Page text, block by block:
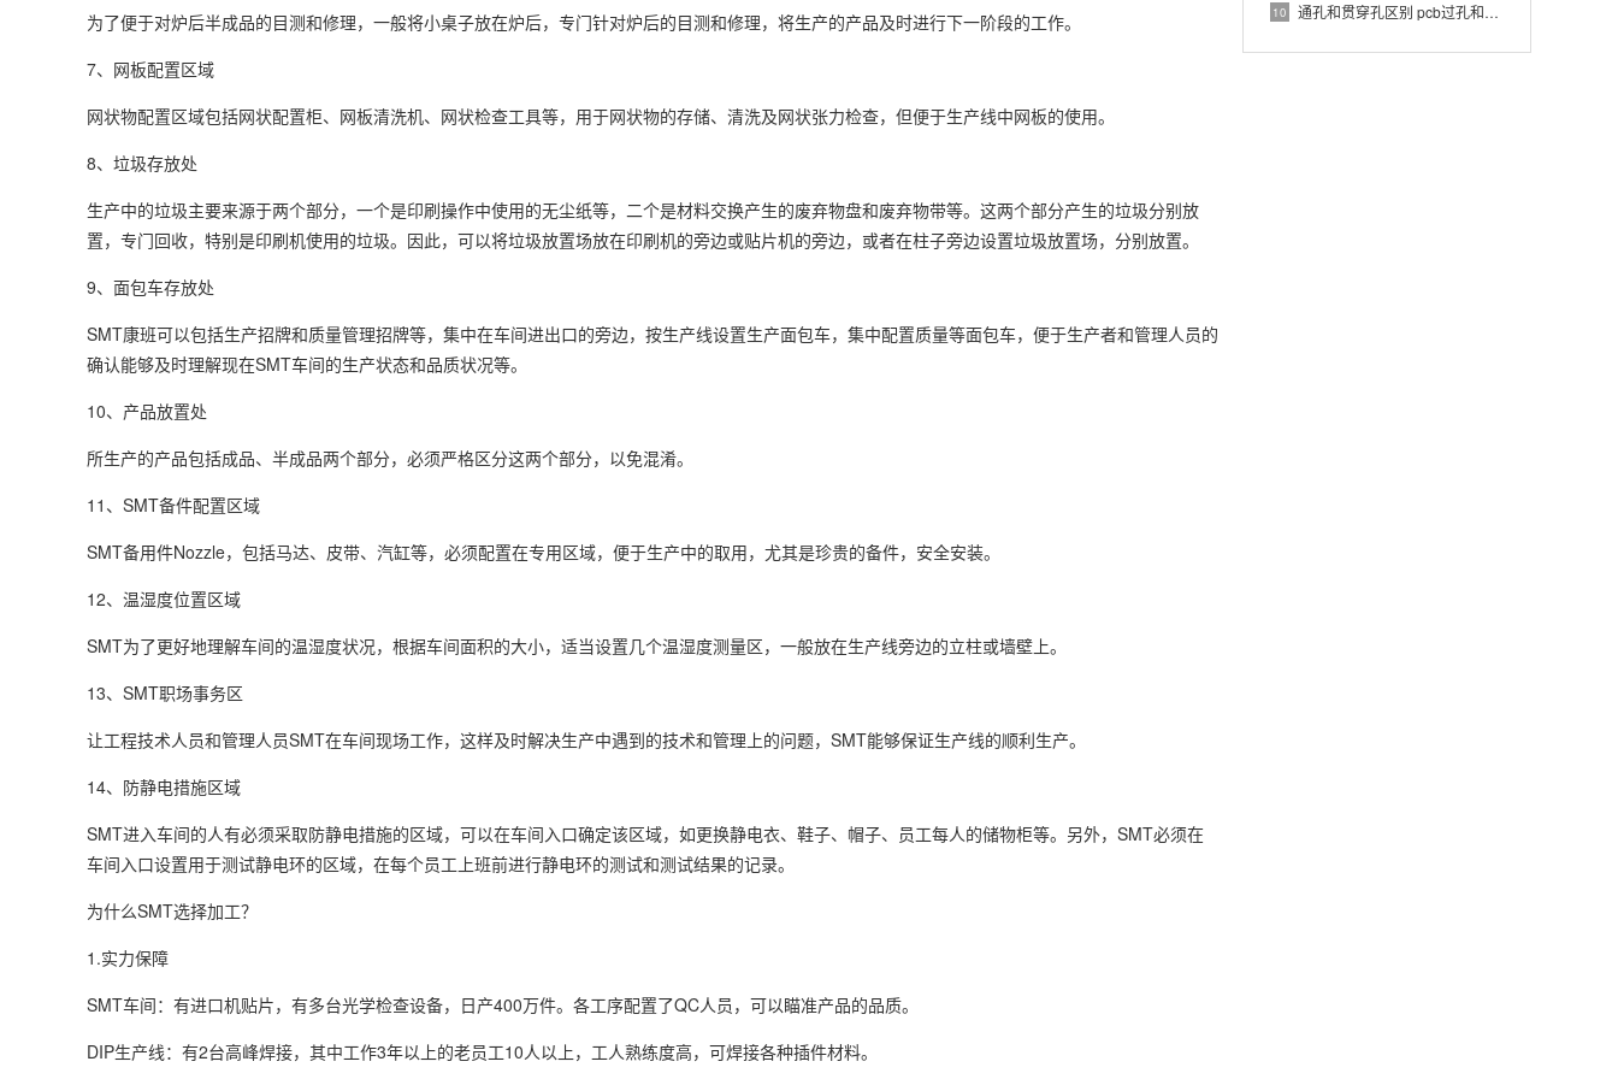
10 通孔和贯穿孔区别 pcb过孔和通孔区别
为了便于对炉后半成品的目测和修理，一般将小桌子放在炉后，专门针对炉后的目测和修理，将生产的产品及时进行下一阶段的工作。
7、网板配置区域
网状物配置区域包括网状配置柜、网板清洗机、网状检查工具等，用于网状物的存储、清洗及网状张力检查，但便于生产线中网板的使用。
8、垃圾存放处
生产中的垃圾主要来源于两个部分，一个是印刷操作中使用的无尘纸等，二个是材料交换产生的废弃物盘和废弃物带等。这两个部分产生的垃圾分别放
置，专门回收，特别是印刷机使用的垃圾。因此，可以将垃圾放置场放在印刷机的旁边或贴片机的旁边，或者在柱子旁边设置垃圾放置场，分别放置。
9、面包车存放处
SMT康班可以包括生产招牌和质量管理招牌等，集中在车间进出口的旁边，按生产线设置生产面包车，集中配置质量等面包车，便于生产者和管理人员的
确认能够及时理解现在SMT车间的生产状态和品质状况等。
10、产品放置处
所生产的产品包括成品、半成品两个部分，必须严格区分这两个部分，以免混淆。
11、SMT备件配置区域
SMT备用件Nozzle，包括马达、皮带、汽缸等，必须配置在专用区域，便于生产中的取用，尤其是珍贵的备件，安全安装。
12、温湿度位置区域
SMT为了更好地理解车间的温湿度状况，根据车间面积的大小，适当设置几个温湿度测量区，一般放在生产线旁边的立柱或墙壁上。
13、SMT职场事务区
让工程技术人员和管理人员SMT在车间现场工作，这样及时解决生产中遇到的技术和管理上的问题，SMT能够保证生产线的顺利生产。
14、防静电措施区域
SMT进入车间的人有必须采取防静电措施的区域，可以在车间入口确定该区域，如更换静电衣、鞋子、帽子、员工每人的储物柜等。另外，SMT必须在
车间入口设置用于测试静电环的区域，在每个员工上班前进行静电环的测试和测试结果的记录。
为什么SMT选择加工？
1.实力保障
SMT车间：有进口机贴片，有多台光学检查设备，日产400万件。各工序配置了QC人员，可以瞄准产品的品质。
DIP生产线：有2台高峰焊接，其中工作3年以上的老员工10人以上，工人熟练度高，可焊接各种插件材料。